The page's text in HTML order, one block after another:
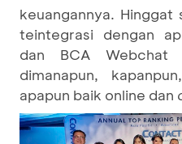
keuangannya.
teintegrasi dengan
dan BCA Webchat
dimanapun,
apapun baik online dan